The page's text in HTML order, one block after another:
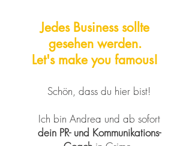
Jedes Business sollte
gesehen werden.
Let's make you famous!
Schön, dass du hier bist!
Ich bin Andrea und ab sofort
dein PR- und Kommunikations-